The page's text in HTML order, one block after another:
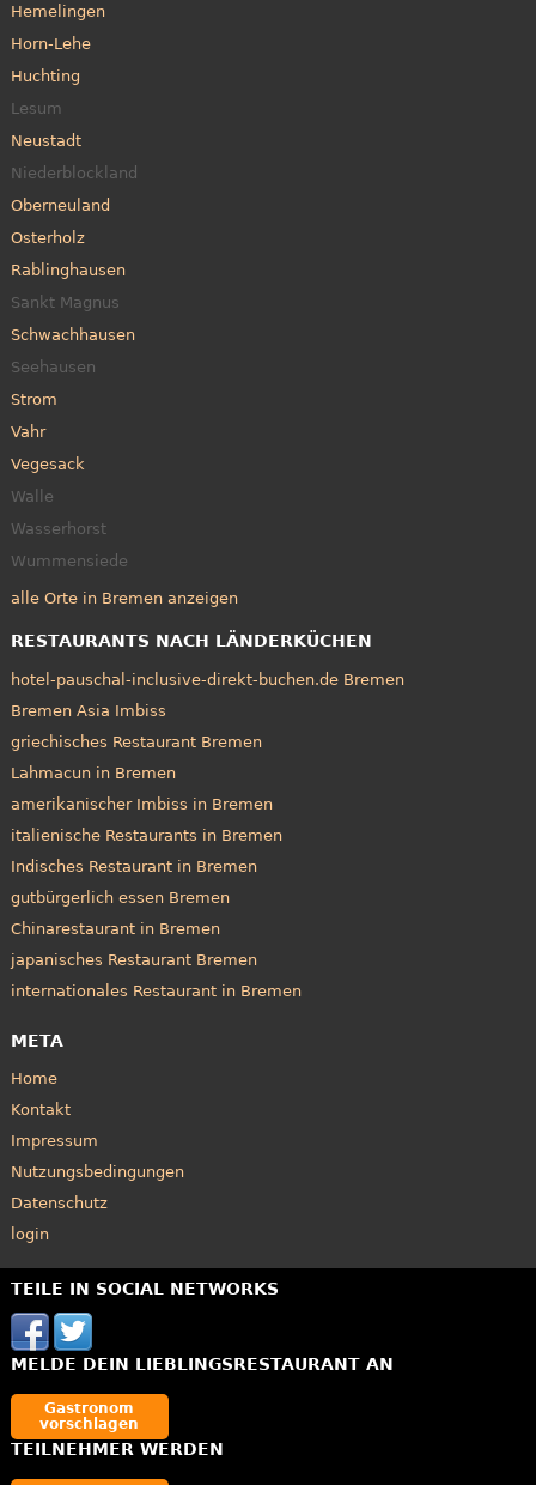
Hemelingen
Horn-Lehe
Huchting
Lesum
Neustadt
Niederblockland
Oberneuland
Osterholz
Rablinghausen
Sankt Magnus
Schwachhausen
Seehausen
Strom
Vahr
Vegesack
Walle
Wasserhorst
Wummensiede
alle Orte in Bremen anzeigen
RESTAURANTS NACH LÄNDERKÜCHEN
hotel-pauschal-inclusive-direkt-buchen.de Bremen
Bremen Asia Imbiss
griechisches Restaurant Bremen
Lahmacun in Bremen
amerikanischer Imbiss in Bremen
italienische Restaurants in Bremen
Indisches Restaurant in Bremen
gutbürgerlich essen Bremen
Chinarestaurant in Bremen
japanisches Restaurant Bremen
internationales Restaurant in Bremen
META
Home
Kontakt
Impressum
Nutzungsbedingungen
Datenschutz
login
TEILE IN SOCIAL NETWORKS
MELDE DEIN LIEBLINGSRESTAURANT AN
Gastronom
vorschlagen
TEILNEHMER WERDEN